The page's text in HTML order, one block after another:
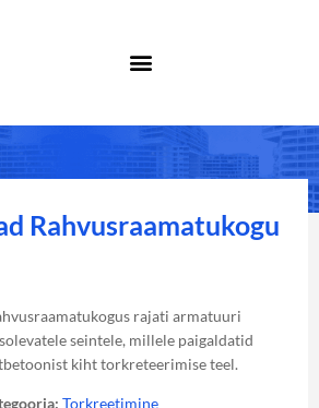
Rahvusraamatukogu
rajati armatuuri
seintele, millele paigaldatid
kiht torkreteerimise teel.
Torkreetimine